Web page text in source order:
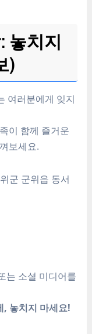
놓치지
)
여러분에게 잊지
이 함께 즐거운
보세요.
군 군위읍 동서
는 소셜 미디어를
, 놓치지 마세요!